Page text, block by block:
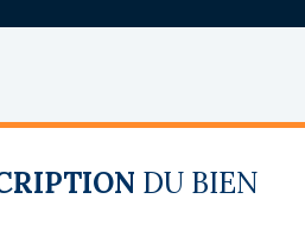
DU BIEN